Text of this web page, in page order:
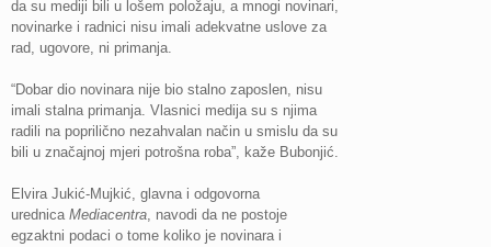
da su mediji bili u lošem položaju, a mnogi novinari,
novinarke i radnici nisu imali adekvatne uslove za
rad, ugovore, ni primanja.
“Dobar dio novinara nije bio stalno zaposlen, nisu
imali stalna primanja. Vlasnici medija su s njima
radili na poprilično nezahvalan način u smislu da su
bili u značajnoj mjeri potrošna roba”, kaže Bubonjić.
Elvira Jukić-Mujkić, glavna i odgovorna
urednica Mediacentra, navodi da ne postoje
egzaktni podaci o tome koliko je novinara i